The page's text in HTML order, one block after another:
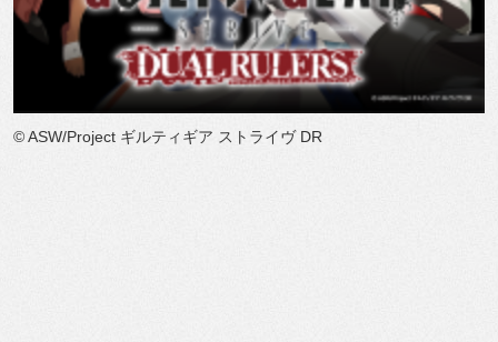
© ASW/Project ギルティギア ストライヴ DR